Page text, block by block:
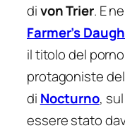
divon Trier. E
Farmer’s
il titolo del
protagoniste
di Nocturno,
essere stato